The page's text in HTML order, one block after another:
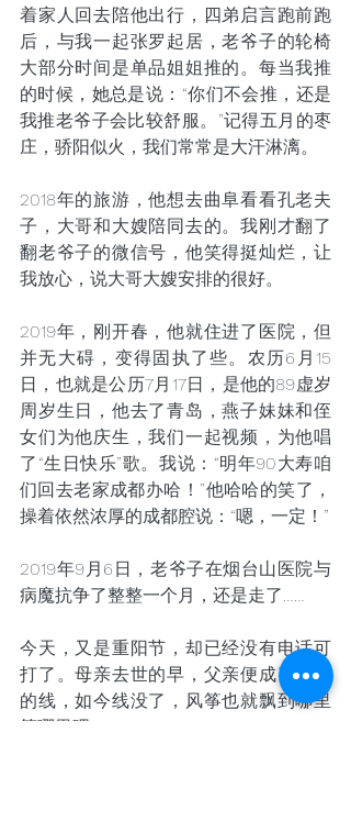
着家人回去陪他出行，四弟启言跑前跑
后，与我一起张罗起居，老爷子的轮椅
大部分时间是单品姐姐推的。每当我推
的时候，她总是说：“你们不会推，还是
我推老爷子会比较舒服。”记得五月的枣
庄，骄阳似火，我们常常是大汗淋漓。
2018年的旅游，他想去曲阜看看孔老夫
子，大哥和大嫂陪同去的。我刚才翻了
翻老爷子的微信号，他笑得挺灿烂，让
我放心，说大哥大嫂安排的很好。
2019年，刚开春，他就住进了医院，但
并无大碍，变得固执了些。农历6月15
日，也就是公历7月17日，是他的89虚岁
周岁生日，他去了青岛，燕子妹妹和侄
女们为他庆生，我们一起视频，为他唱
了“生日快乐”歌。我说：“明年90大寿咱
们回去老家成都办哈！”他哈哈的笑了，
操着依然浓厚的成都腔说：“嗯，一定！”
2019年9月6日，老爷子在烟台山医院与
病魔抗争了整整一个月，还是走了……
今天，又是重阳节，却已经没有电话可
打了。母亲去世的早，父亲便成了家乡
的线，如今线没了，风筝也就飘到哪里
算哪里吧。